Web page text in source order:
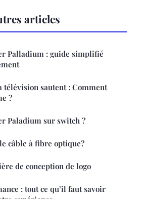
articles
Palladium : guide simplifié
télévision sautent : Comment
?
Paladium sur switch ?
câble à fibre optique?
de conception de logo
: tout ce qu’il faut savoir